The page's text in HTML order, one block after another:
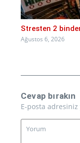
Stresten 2
Ağustos 6, 2026
Cevap bırakın
E-posta adresiniz